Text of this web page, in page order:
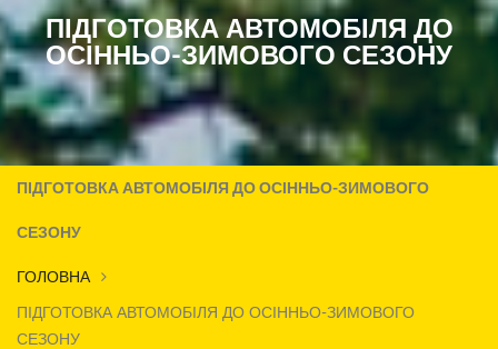
ПІДГОТОВКА АВТОМОБІЛЯ ДО
ОСІННЬО-ЗИМОВОГО СЕЗОНУ
ПІДГОТОВКА АВТОМОБІЛЯ ДО ОСІННЬО-ЗИМОВОГО
СЕЗОНУ
ГОЛОВНА
ПІДГОТОВКА АВТОМОБІЛЯ ДО ОСІННЬО-ЗИМОВОГО
СЕЗОНУ